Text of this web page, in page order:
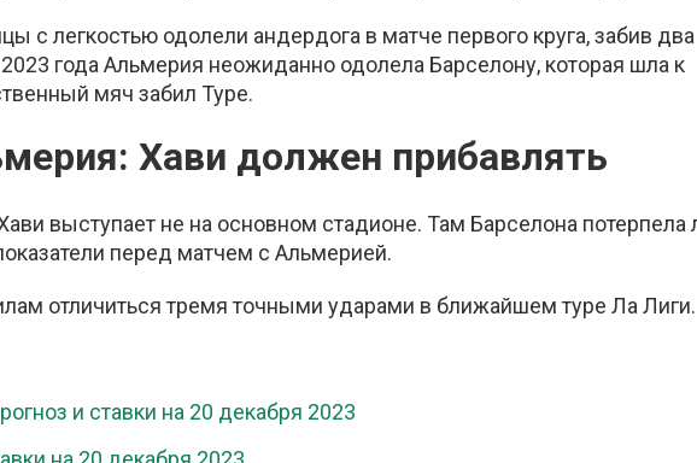
с легкостью одолели андердога в матче первого круга, забив два
года Альмерия неожиданно одолела Барселону, которая шла к
мяч забил Туре.
Хави должен прибавлять
выступает не на основном стадионе. Там Барселона потерпела
перед матчем с Альмерией.
отличиться тремя точными ударами в ближайшем туре Ла Лиги.
и ставки на 20 декабря 2023